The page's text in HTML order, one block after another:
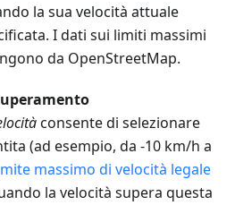
la sua velocità attuale
I dati sui limiti massimi
da OpenStreetMap.
consente di selezionare
(ad esempio, da -10 km/h a
massimo di velocità legale
la velocità supera questa